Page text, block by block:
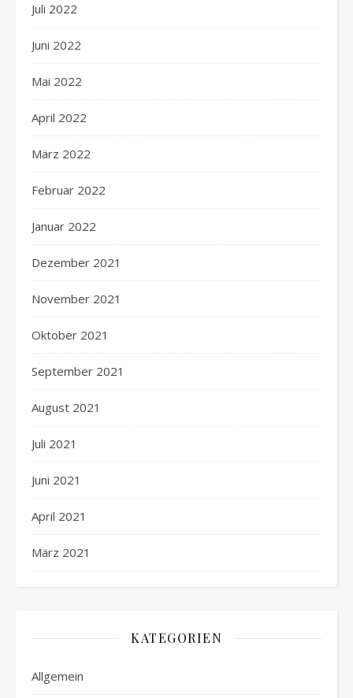
Juli 2022
Juni 2022
Mai 2022
April 2022
März 2022
Februar 2022
Januar 2022
Dezember 2021
November 2021
Oktober 2021
September 2021
August 2021
Juli 2021
Juni 2021
April 2021
März 2021
KATEGORIEN
Allgemein